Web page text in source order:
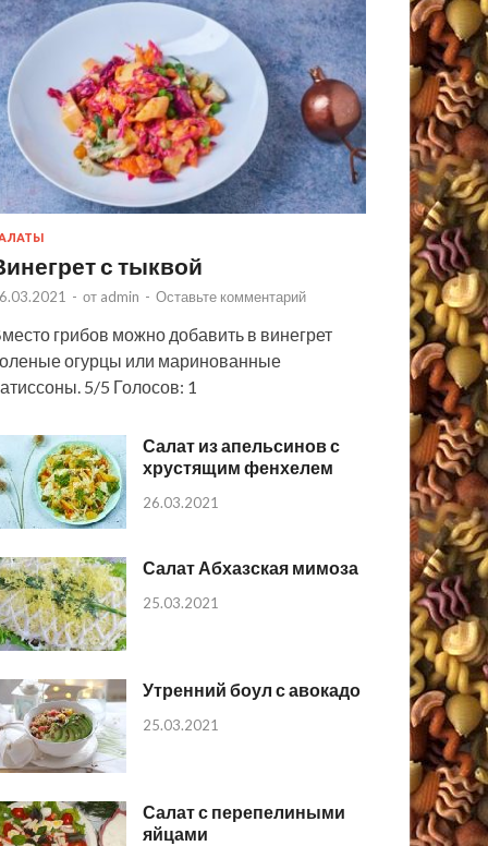
с тыквой
- от admin - Оставьте комментарий
грибов можно добавить в винегрет
огурцы или маринованные
5/5 Голосов: 1
Салат из апельсинов с
хрустящим фенхелем
26.03.2021
Салат Абхазская мимоза
25.03.2021
Утренний боул с авокадо
25.03.2021
Салат с перепелиными
яйцами